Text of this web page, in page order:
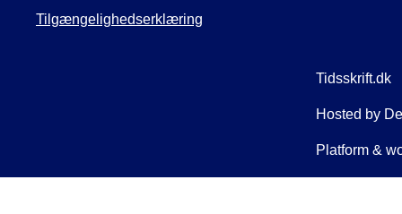
Tilgængelighedserklæring